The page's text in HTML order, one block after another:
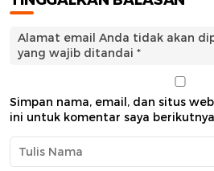
Alamat email Anda tidak akan
yang wajib ditandai *
Simpan nama, email, dan situs
ini untuk komentar saya